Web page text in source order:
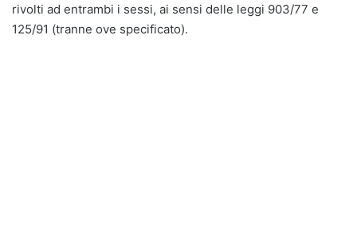
rivolti ad entrambi i sessi, ai sensi delle leggi 903/77 e
125/91 (tranne ove specificato).